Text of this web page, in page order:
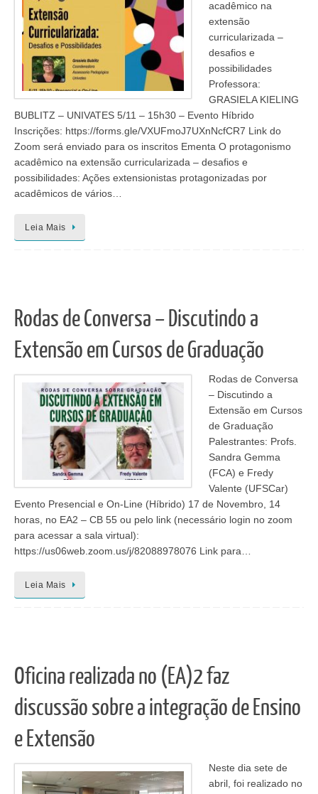
acadêmico na
extensão
curricularizada –
desafios e
possibilidades
Professora:
GRASIELA KIELING
BUBLITZ – UNIVATES 5/11 – 15h30 – Evento Híbrido
Inscrições: https://forms.gle/VXUFmoJ7UXnNcfCR7 Link do
Zoom será enviado para os inscritos Ementa O protagonismo
acadêmico na extensão curricularizada – desafios e
possibilidades: Ações extensionistas protagonizadas por
acadêmicos de vários…
Leia Mais
Rodas de Conversa – Discutindo a
Extensão em Cursos de Graduação
Rodas de Conversa
– Discutindo a
Extensão em Cursos
de Graduação
Palestrantes: Profs.
Sandra Gemma
(FCA) e Fredy
Valente (UFSCar)
Evento Presencial e On-Line (Híbrido) 17 de Novembro, 14
horas, no EA2 – CB 55 ou pelo link (necessário login no zoom
para acessar a sala virtual):
https://us06web.zoom.us/j/82088978076 Link para…
Leia Mais
Oficina realizada no (EA)2 faz
discussão sobre a integração de Ensino
e Extensão
Neste dia sete de
abril, foi realizado no